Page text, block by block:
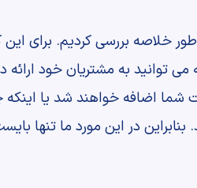
خلاصه بررسی کردیم. برای
توانید به مشتریان خود
شما اضافه خواهند شد یا
بنابراین در این مورد ما تنها